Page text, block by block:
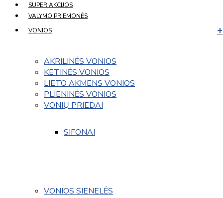
SUPER AKCIJOS
VALYMO PRIEMONĖS
VONIOS
AKRILINĖS VONIOS
KETINĖS VONIOS
LIETO AKMENS VONIOS
PLIENINĖS VONIOS
VONIŲ PRIEDAI
SIFONAI
VONIOS SIENELĖS